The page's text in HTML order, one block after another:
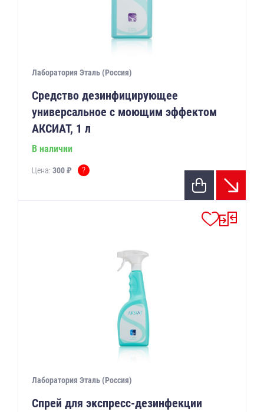
Лаборатория Эталь (Россия)
Средство дезинфицирующее
универсальное с моющим эффектом
АКСИАТ, 1 л
В наличии
Цена: 300 ₽ ?
Лаборатория Эталь (Россия)
Спрей для экспресс-дезинфекции